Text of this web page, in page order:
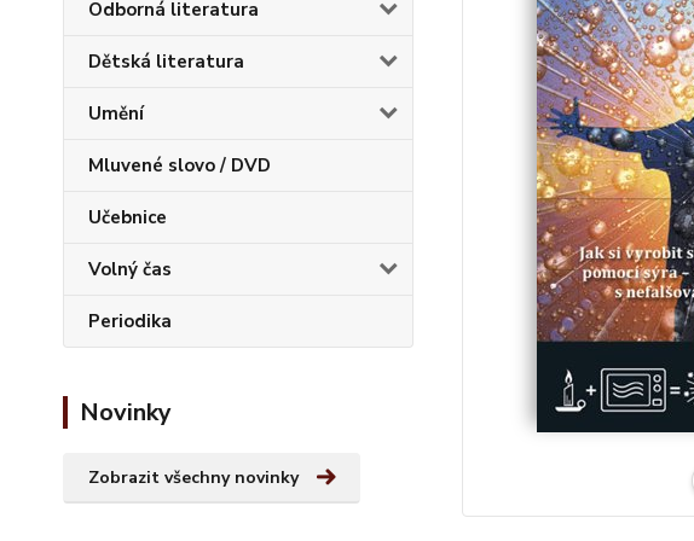
Odborná literatura
Dětská literatura
Umění
Mluvené slovo / DVD
Učebnice
Volný čas
Periodika
Novinky
Zobrazit všechny novinky